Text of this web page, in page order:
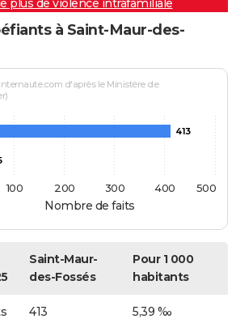
plus de violence intrafamiliale
à Saint-Maur-des-
Nombre de faits
d'après le Ministère de
413
100 200 300 400 500
Saint-Maur-
des-Fossés
Pour 1 000
habitants
413 5,39 ‰